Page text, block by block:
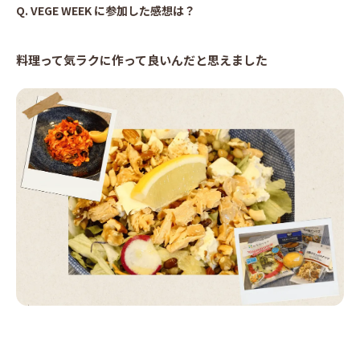
Q. VEGE WEEK に参加した感想は？
料理って気ラクに作って良いんだと思えました